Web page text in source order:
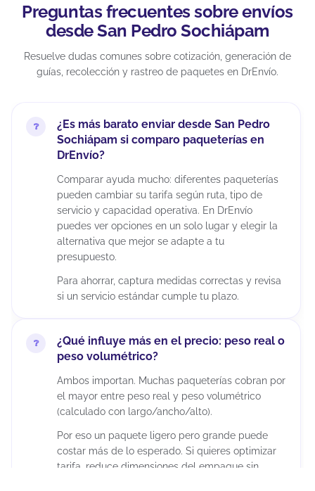
Preguntas frecuentes sobre envíos
desde San Pedro Sochiápam
Resuelve dudas comunes sobre cotización, generación de
guías, recolección y rastreo de paquetes en DrEnvío.
¿Es más barato enviar desde San Pedro
Sochiápam si comparo paqueterías en
DrEnvío?
Comparar ayuda mucho: diferentes paqueterías
pueden cambiar su tarifa según ruta, tipo de
servicio y capacidad operativa. En DrEnvío
puedes ver opciones en un solo lugar y elegir la
alternativa que mejor se adapte a tu
presupuesto.
Para ahorrar, captura medidas correctas y revisa
si un servicio estándar cumple tu plazo.
¿Qué influye más en el precio: peso real o
peso volumétrico?
Ambos importan. Muchas paqueterías cobran por
el mayor entre peso real y peso volumétrico
(calculado con largo/ancho/alto).
Por eso un paquete ligero pero grande puede
costar más de lo esperado. Si quieres optimizar
tarifa, reduce dimensiones del empaque sin